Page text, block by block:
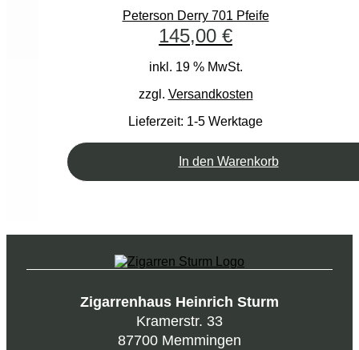
Peterson Derry 701 Pfeife
145,00 €
inkl. 19 % MwSt.
zzgl. Versandkosten
Lieferzeit: 1-5 Werktage
In den Warenkorb
Zigarrenhaus Heinrich Sturm
Kramerstr. 33
87700 Memmingen